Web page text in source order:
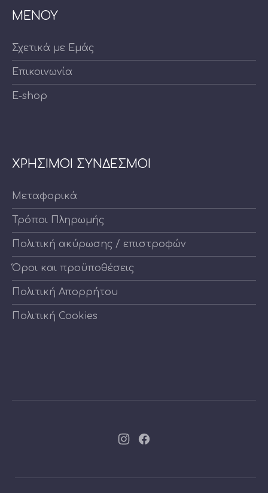
ΜΕΝΟΥ
Σχετικά με Εμάς
Επικοινωνία
E-shop
ΧΡΗΣΙΜΟΙ ΣΥΝΔΕΣΜΟΙ
Μεταφορικά
Τρόποι Πληρωμής
Πολιτική ακύρωσης / επιστροφών
Όροι και προϋποθέσεις
Πολιτική Απορρήτου
Πολιτική Cookies
Νέο Νέο